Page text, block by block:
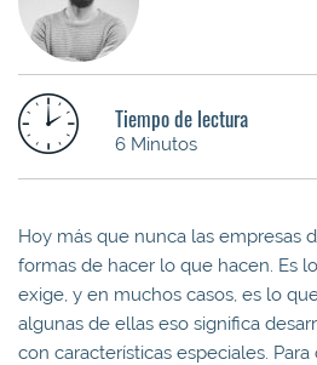
Tiempo de lectura
6 Minutos
Hoy más que nunca las empresas
formas de hacer lo que hacen. Es
exige, y en muchos casos, es lo
algunas de ellas eso significa
con características especiales.